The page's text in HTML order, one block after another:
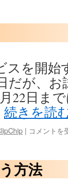
を開始
だが、
22日ま
続きを読
| ClipChip
は
コメントを
方法